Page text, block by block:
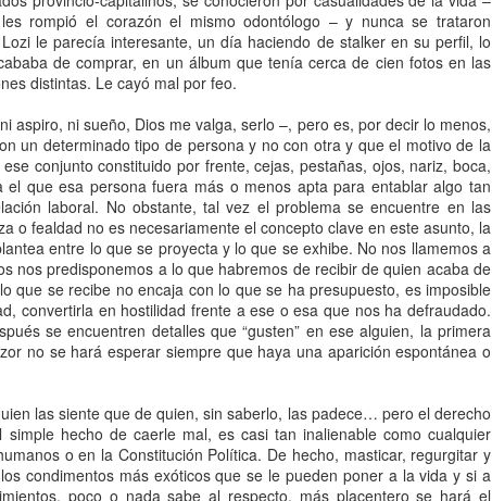
rompió el corazón el mismo odontólogo – y nunca se trataron
le parecía interesante, un día haciendo de stalker en su perfil, lo
de comprar, en un álbum que tenía cerca de cien fotos en las
distintas. Le cayó mal por feo.
aspiro, ni sueño, Dios me valga, serlo –, pero es, por decir lo menos,
un determinado tipo de persona y no con otra y que el motivo de la
conjunto constituido por frente, cejas, pestañas, ojos, nariz, boca,
que esa persona fuera más o menos apta para entablar algo tan
laboral. No obstante, tal vez el problema se encuentre en las
o fealdad no es necesariamente el concepto clave en este asunto, la
entre lo que se proyecta y lo que se exhibe. No nos llamemos a
nos predisponemos a lo que habremos de recibir de quien acaba de
que se recibe no encaja con lo que se ha presupuesto, es imposible
convertirla en hostilidad frente a ese o esa que nos ha defraudado.
se encuentren detalles que “gusten” en ese alguien, la primera
no se hará esperar siempre que haya una aparición espontánea o
las siente que de quien, sin saberlo, las padece… pero el derecho
hecho de caerle mal, es casi tan inalienable como cualquier
o en la Constitución Política. De hecho, masticar, regurgitar y
condimentos más exóticos que se le pueden poner a la vida y si a
poco o nada sabe al respecto, más placentero se hará el
yo, pero la blanquita, con su cirio bajo la tormenta, parecía
puede ser gringa, rubia y suburbana.
debates en nuestra mesa del comedor en los días
importancia. Creímos habernos reído lo suficiente con el cirio
a reparar en su compañero a quien, por las mismas
más bien maluquito de cara y con un gusto para vestirse que
a los cuatro vientos. Las piernas de rugbier y el culo, como
para compensar sus demás falencias. El detalle que
que le caía unos 25 cm arriba de la rodilla: los famosos
los hombres usando pantalones así de cortos, despiertan
en cuanto la parejita entró en crisis.
de Will y Grace una tarde de viernes mientras apurábamos
hecho chirriar las llantas del carro mientras se alejaba de la
del frente acabaron escuchándolo todo. El memorial de
al otro lado de la línea no incluía violencia de ningún tipo,
de los quehaceres domésticos. Parecía más una
metástasis tras años de mirar para el otro lado. No recuerdo